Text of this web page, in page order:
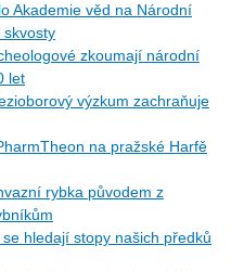
Akademie věd na Národní
skvosty
zkoumají národní
let
výzkum zachraňuje
na pražské Harfě
rybka původem z
hledají stopy našich předků